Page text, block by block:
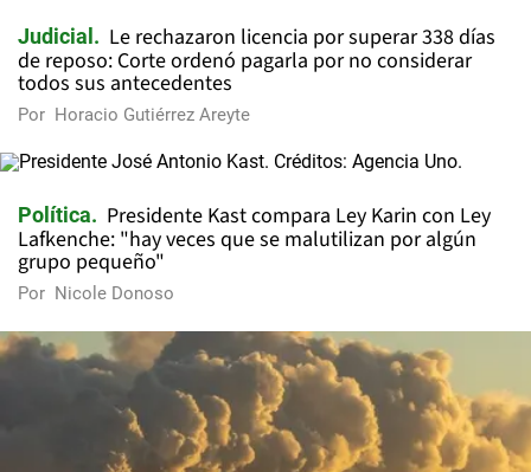
Judicial
Le rechazaron licencia por superar 338 días
de reposo: Corte ordenó pagarla por no considerar
todos sus antecedentes
Por Horacio Gutiérrez Areyte
Política
Presidente Kast compara Ley Karin con Ley
Lafkenche: "hay veces que se malutilizan por algún
grupo pequeño"
Por Nicole Donoso